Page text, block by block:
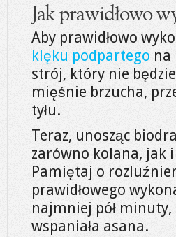
Jak prawidłowo
Aby prawidłowo
klęku podpartego na
strój, który nie
mięśnie brzucha,
tyłu.
Teraz, unosząc
zarówno kolana, jak i
Pamiętaj o
prawidłowego
najmniej pół minuty,
wspaniała asana.